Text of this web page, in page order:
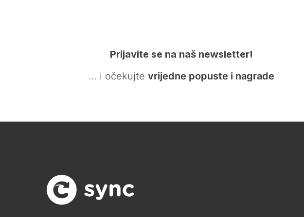
Prijavite se na naš newsletter!
… i očekujte vrijedne popuste i nagrade